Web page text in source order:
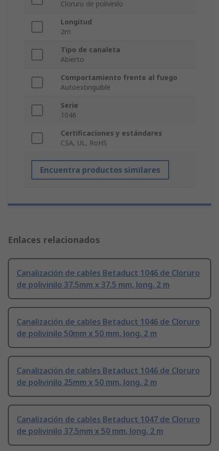
Cloruro de polivinilo
Longitud
2m
Tipo de canaleta
Abierto
Comportamiento frente al fuego
Autoextinguible
Serie
1046
Certificaciones y estándares
CSA, UL, RoHS
Encuentra productos similares
Enlaces relacionados
Canalización de cables Betaduct 1046 de Cloruro
de polivinilo 37.5mm x 37.5 mm, long. 2 m
Canalización de cables Betaduct 1046 de Cloruro
de polivinilo 50mm x 50 mm, long. 2 m
Canalización de cables Betaduct 1046 de Cloruro
de polivinilo 25mm x 50 mm, long. 2 m
Canalización de cables Betaduct 1047 de Cloruro
de polivinilo 37.5mm x 50 mm, long. 2 m